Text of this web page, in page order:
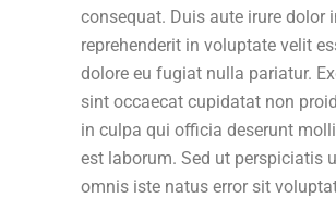
consequat. Duis aute irure dolor
reprehenderit in voluptate velit
dolore eu fugiat nulla pariatur.
sint occaecat cupidatat non
in culpa qui officia deserunt
est laborum. Sed ut perspiciatis
omnis iste natus error sit